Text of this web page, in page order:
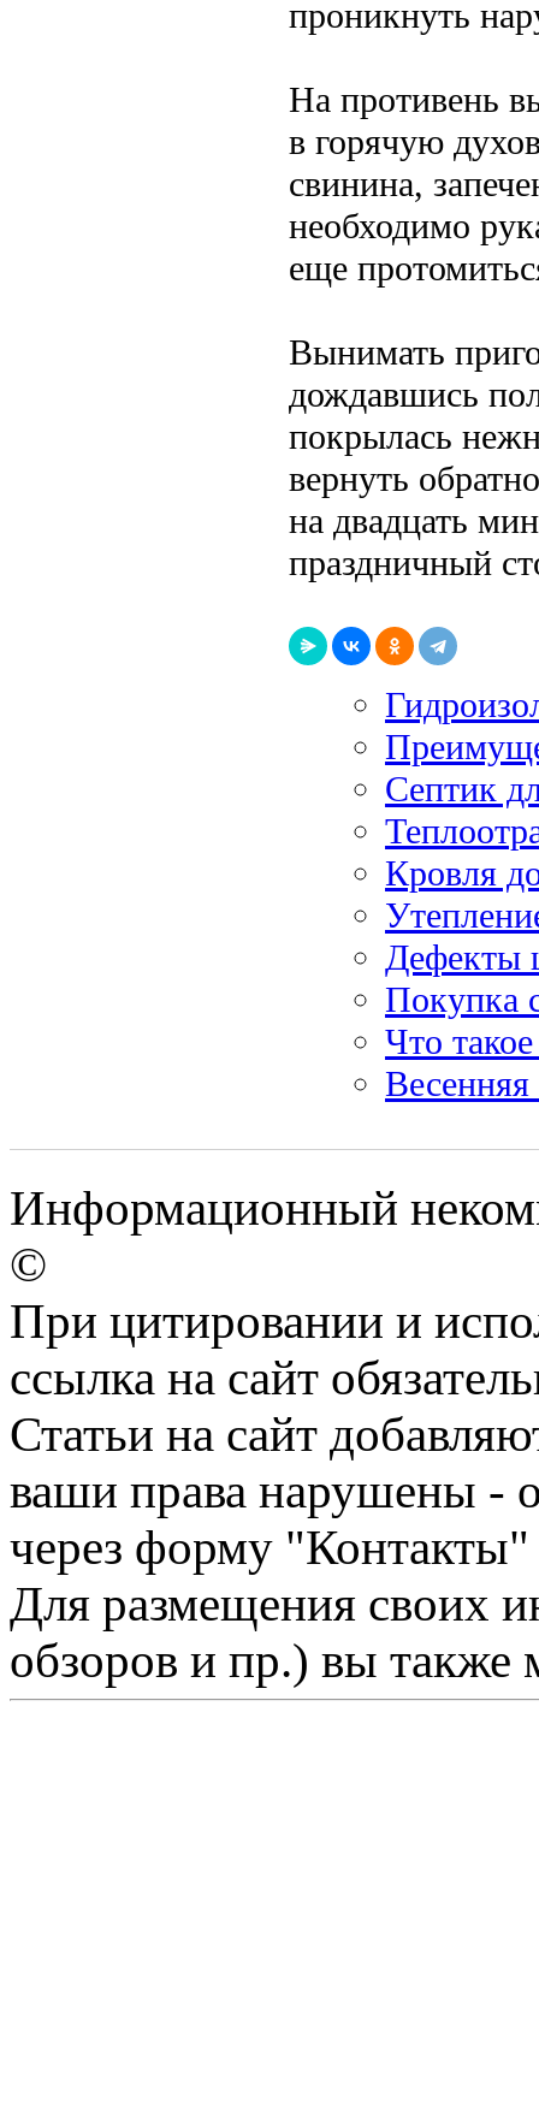
проникнуть
На противень
в горячую
свинина,
необходимо
еще
Вынимать
дождавшись
покрылась
вернуть
на двадцать
праздничный
Септик
Кровля
Дефекты
Покупка
Что
Информационный
©
При цитировании и
ссылка на сайт
Статьи на сайт
ваши права нарушены -
через форму "Контакты"
Для размещения своих
обзоров и пр.) вы также